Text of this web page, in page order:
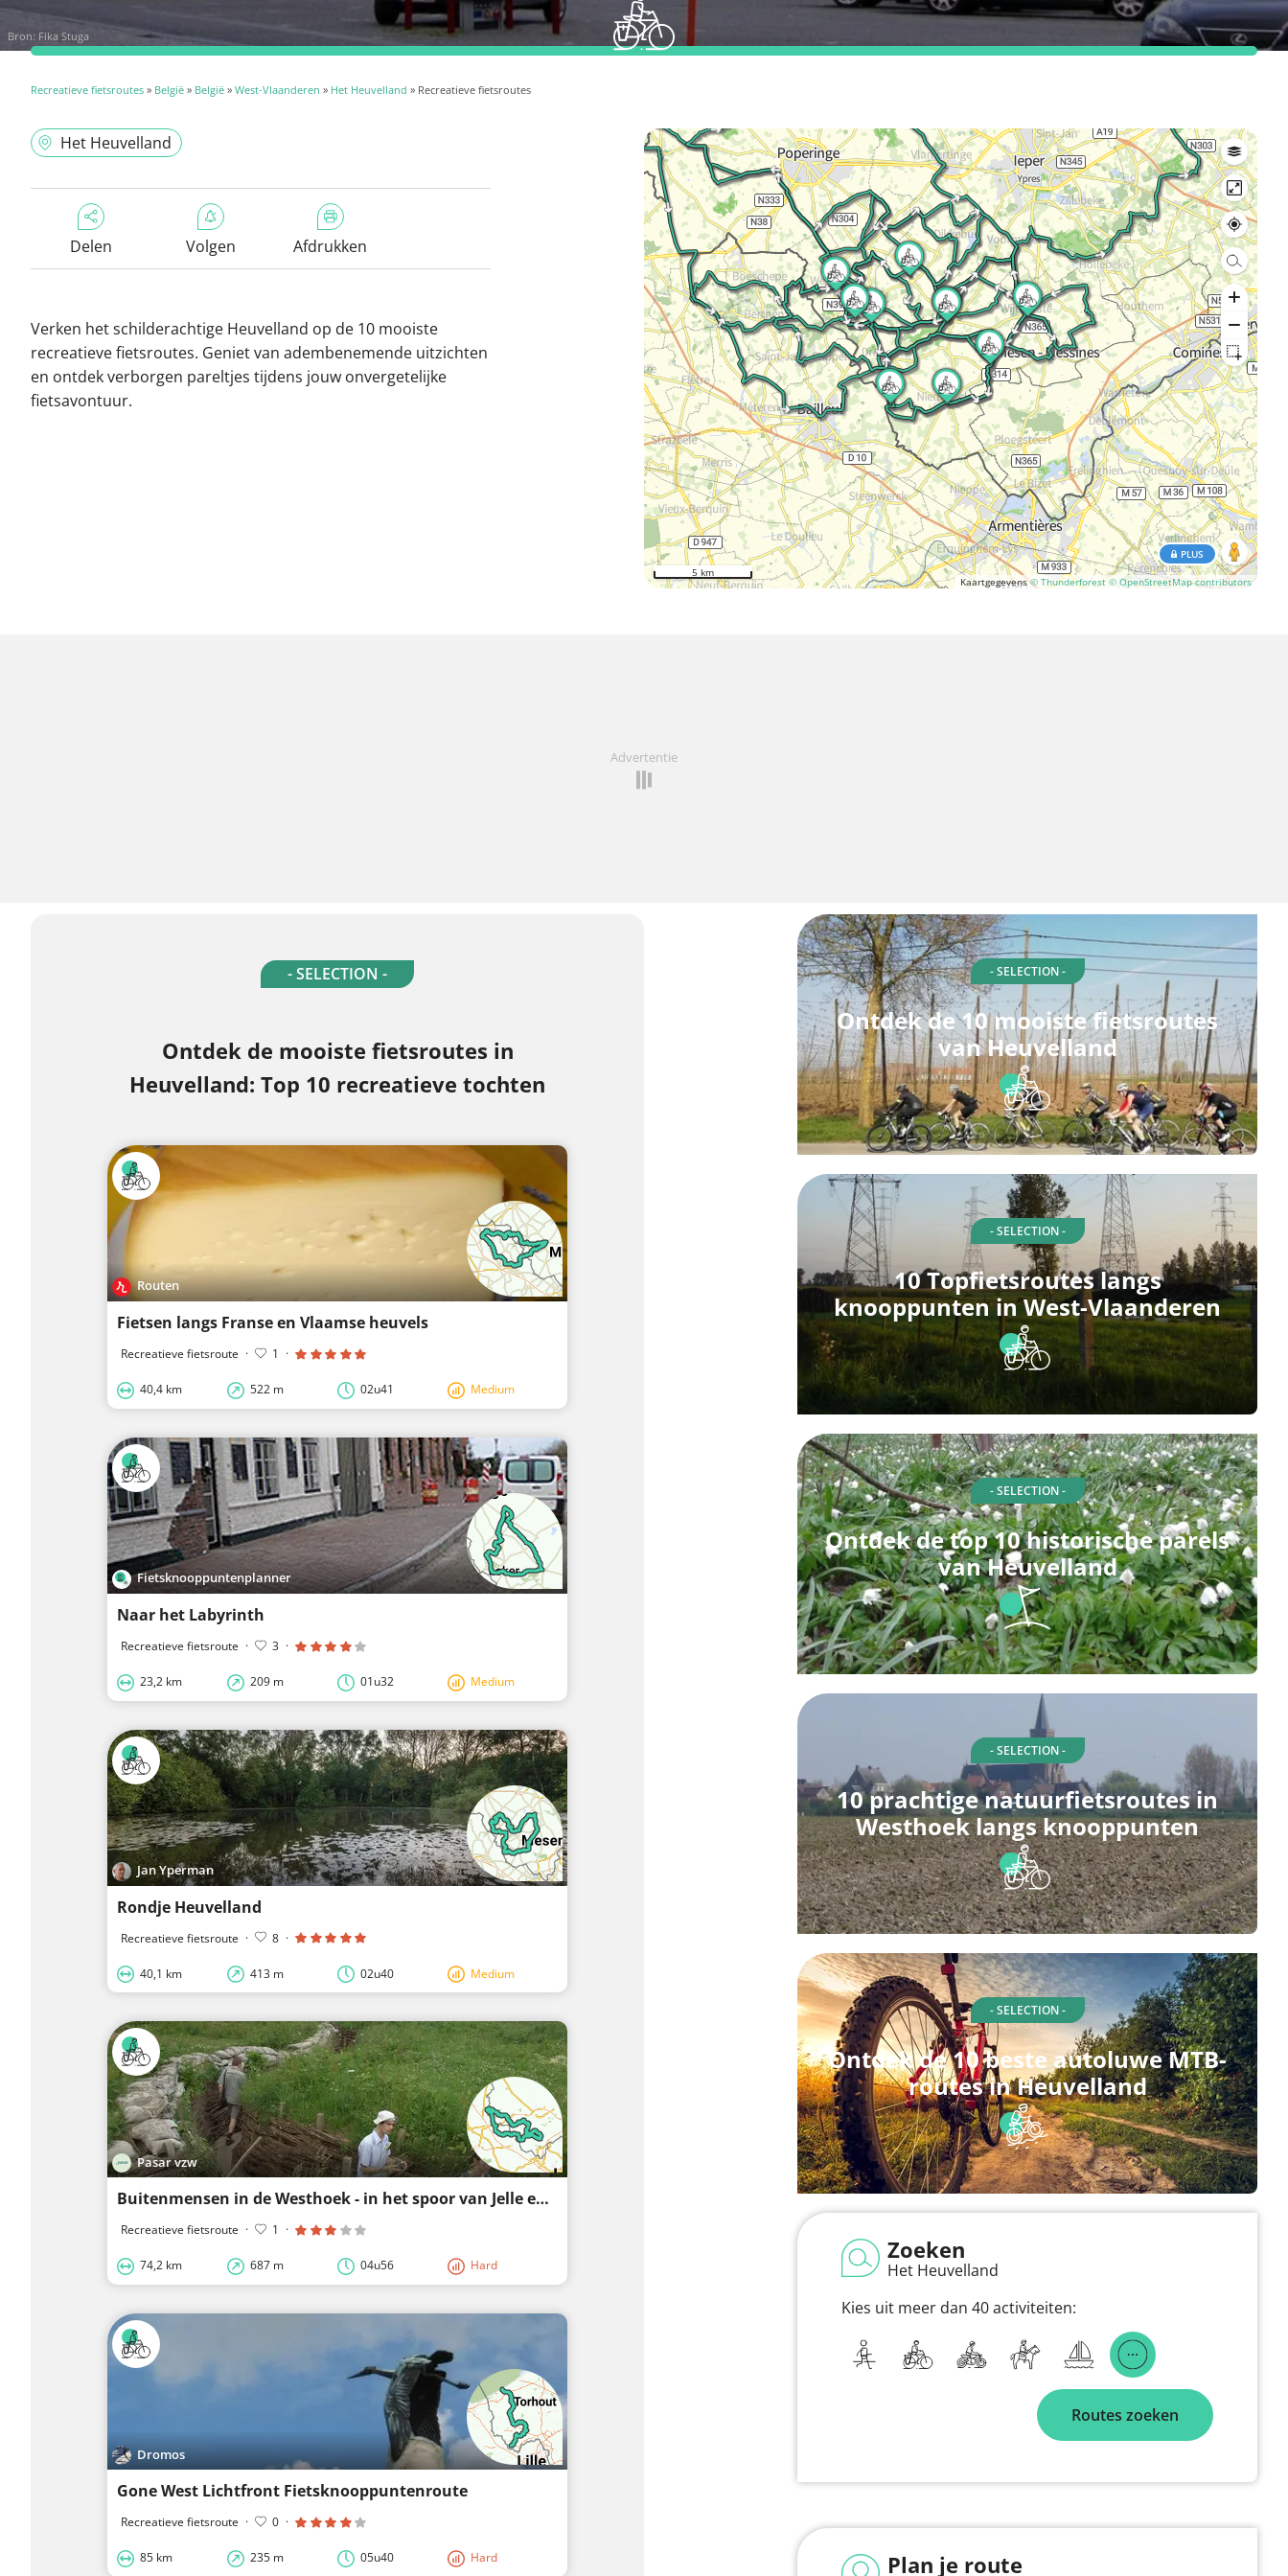
Bron: Fika Stuga
Recreatieve fietsroutes » België » België » West-Vlaanderen » Het Heuvelland » Recreatieve fietsroutes
Het Heuvelland
Delen Volgen Afdrukken
Verken het schilderachtige Heuvelland op de 10 mooiste
recreatieve fietsroutes. Geniet van adembenemende uitzichten
en ontdek verborgen pareltjes tijdens jouw onvergetelijke
fietsavontuur.
Kaartgegevens© Thunderforest © OpenStreetMap contributors
PLUS
5 km
Advertentie
- SELECTION -
Ontdek de mooiste fietsroutes in
Heuvelland: Top 10 recreatieve tochten
Routen
Fietsen langs Franse en Vlaamse heuvels
Recreatieve fietsroute · 1 ·
40,4 km 522 m 02u41 Medium
Fietsknooppuntenplanner
Naar het Labyrinth
Recreatieve fietsroute · 3 ·
23,2 km 209 m 01u32 Medium
Jan Yperman
Rondje Heuvelland
Recreatieve fietsroute · 8 ·
40,1 km 413 m 02u40 Medium
Pasar vzw
Buitenmensen in de Westhoek - in het spoor van Jelle en zijn tractor
Recreatieve fietsroute · 1 ·
74,2 km 687 m 04u56 Hard
Dromos
Gone West Lichtfront Fietsknooppuntenroute
Recreatieve fietsroute · 0 ·
85 km 235 m 05u40 Hard
- SELECTION -
Ontdek de 10 mooiste fietsroutes
van Heuvelland
- SELECTION -
10 Topfietsroutes langs
knooppunten in West-Vlaanderen
- SELECTION -
Ontdek de top 10 historische parels
van Heuvelland
- SELECTION -
10 prachtige natuurfietsroutes in
Westhoek langs knooppunten
- SELECTION -
Ontdek de 10 beste autoluwe MTB-
routes in Heuvelland
Zoeken
Het Heuvelland
Kies uit meer dan 40 activiteiten:
Routes zoeken
Plan je route